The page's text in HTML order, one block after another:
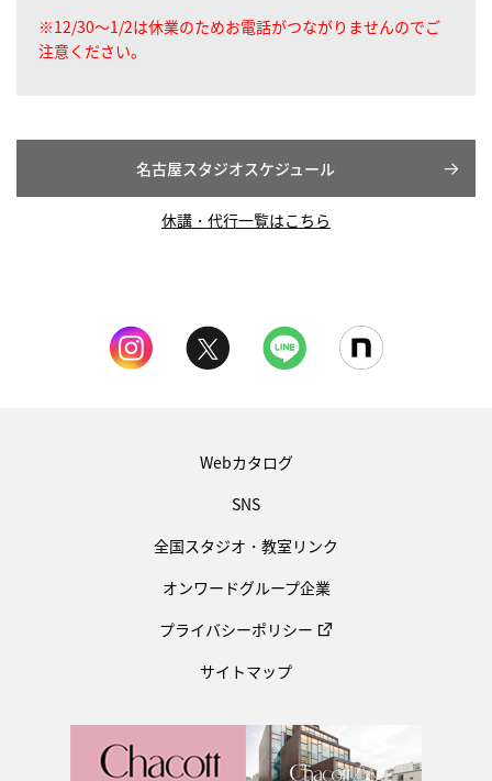
※12/30～1/2は休業のためお電話がつながりませんのでご
注意ください。
名古屋スタジオスケジュール
休講・代行一覧はこちら
Webカタログ
SNS
全国スタジオ・教室リンク
オンワードグループ企業
プライバシーポリシー
サイトマップ